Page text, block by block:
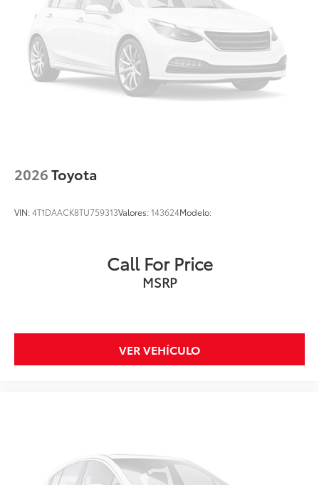
2026Toyota
VIN:4T1DAACK8TU759313Valores:143624Modelo:
Call For Price
MSRP
VER VEHÍCULO